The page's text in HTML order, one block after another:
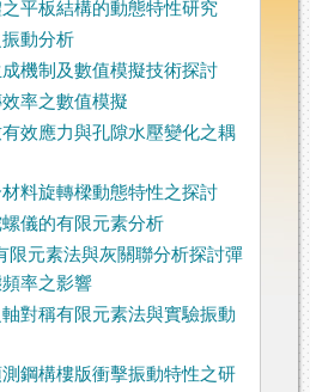
平板結構的動態特性研究
動分析
機制及數值模擬技術探討
率之數值模擬
效應力與孔隙水壓變化之耦
料旋轉樑動態特性之探討
儀的有限元素分析
限元素法與灰關聯分析探討彈
率之影響
對稱有限元素法與實驗振動
鋼構樓版衝擊振動特性之研